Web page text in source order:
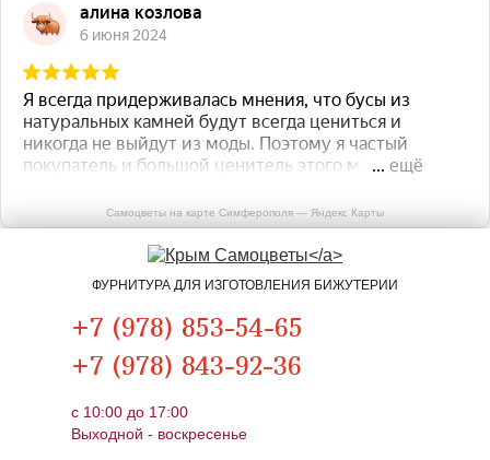
Самоцветы на карте Симферополя — Яндекс Карты
ФУРНИТУРА ДЛЯ ИЗГОТОВЛЕНИЯ БИЖУТЕРИИ
+7 (978) 853-54-65
+7 (978) 843-92-36
c 10:00 до 17:00
Выходной - воскресенье